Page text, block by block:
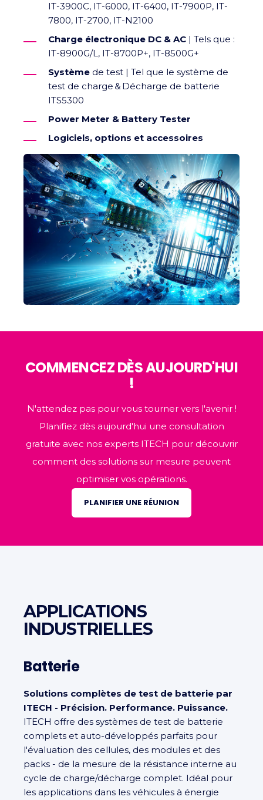
IT-3900C, IT-6000, IT-6400, IT-7900P, IT-
7800, IT-2700, IT-N2100
Charge électronique DC & AC | Tels que :
IT-8900G/L, IT-8700P+, IT-8500G+
Système de test | Tel que le système de
test de charge＆Décharge de batterie
ITS5300
Power Meter & Battery Tester
Logiciels, options et accessoires
COMMENCEZ DÈS AUJOURD'HUI
!
N'attendez pas pour vous tourner vers l'avenir !
Planifiez dès aujourd'hui une consultation
gratuite avec nos experts ITECH pour découvrir
comment des solutions sur mesure peuvent
optimiser vos opérations.
PLANIFIER UNE RÉUNION
APPLICATIONS
INDUSTRIELLES
Batterie
Solutions complètes de test de batterie par
ITECH - Précision. Performance. Puissance.
ITECH offre des systèmes de test de batterie
complets et auto-développés parfaits pour
l'évaluation des cellules, des modules et des
packs - de la mesure de la résistance interne au
cycle de charge/décharge complet. Idéal pour
les applications dans les véhicules à énergie